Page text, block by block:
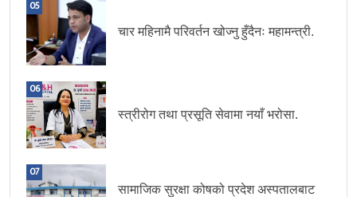
05
चार महिनामै परिवर्तन खोज्नु हुँदैनः महामन्त्री.
06
स्त्रीरोग तथा प्रसूति सेवामा नयाँ भरोसा.
07
सामाजिक सुरक्षा कोषको प्रदेश अस्पतालबाट